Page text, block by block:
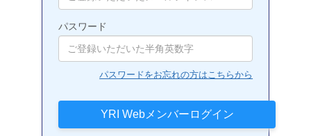
パスワード
パスワードをお忘れの方はこちらから